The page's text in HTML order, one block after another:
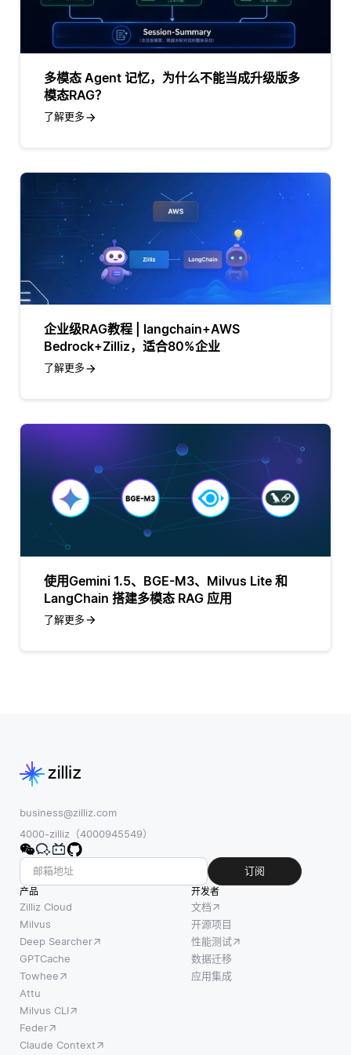
多模态 Agent 记忆，为什么不能当成升级版多
模态RAG？
了解更多
企业级RAG教程 | langchain+AWS
Bedrock+Zilliz，适合80%企业
了解更多
使用Gemini 1.5、BGE-M3、Milvus Lite 和
LangChain 搭建多模态 RAG 应用
了解更多
business@zilliz.com
4000-zilliz（4000945549）
订阅
产品
Zilliz Cloud
Milvus
Deep Searcher
GPTCache
Towhee
Attu
Milvus CLI
Feder
Claude Context
开发者
文档
开源项目
性能测试
数据迁移
应用集成